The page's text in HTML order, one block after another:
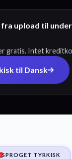
upload til
gratis. Intet
til Dansk
SPROGET TYRKISK